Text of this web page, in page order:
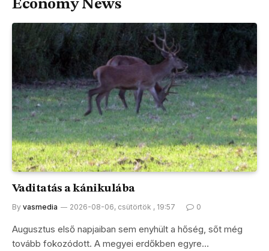
Economy News
Vaditatás a kánikulába
By vasmedia 2026-08-06, csütörtök , 19:57 0
Augusztus első napjaiban sem enyhült a hőség, sőt még
tovább fokozódott. A megyei erdőkben egyre…